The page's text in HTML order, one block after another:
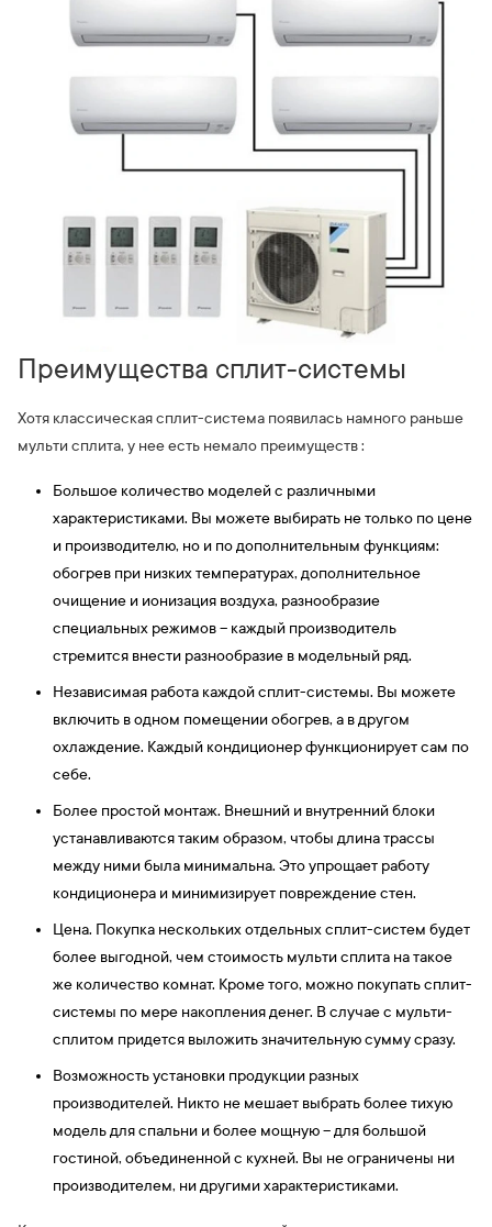
Преимущества сплит-системы
Хотя классическая сплит-система появилась намного раньше
мульти сплита, у нее есть немало преимуществ :
Большое количество моделей с различными
характеристиками. Вы можете выбирать не только по цене
и производителю, но и по дополнительным функциям:
обогрев при низких температурах, дополнительное
очищение и ионизация воздуха, разнообразие
специальных режимов – каждый производитель
стремится внести разнообразие в модельный ряд.
Независимая работа каждой сплит-системы. Вы можете
включить в одном помещении обогрев, а в другом
охлаждение. Каждый кондиционер функционирует сам по
себе.
Более простой монтаж. Внешний и внутренний блоки
устанавливаются таким образом, чтобы длина трассы
между ними была минимальна. Это упрощает работу
кондиционера и минимизирует повреждение стен.
Цена. Покупка нескольких отдельных сплит-систем будет
более выгодной, чем стоимость мульти сплита на такое
же количество комнат. Кроме того, можно покупать сплит-
системы по мере накопления денег. В случае с мульти-
сплитом придется выложить значительную сумму сразу.
Возможность установки продукции разных
производителей. Никто не мешает выбрать более тихую
модель для спальни и более мощную – для большой
гостиной, объединенной с кухней. Вы не ограничены ни
производителем, ни другими характеристиками.